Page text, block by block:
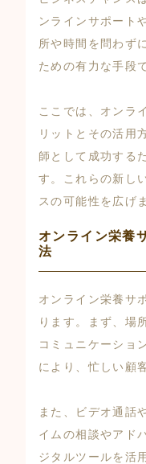
ンラインサポート
所や時間を問わず
ための有力な手段
ここでは、オンラ
リットとその活用
師として成功する
す。これらの新し
スの可能性を広げ
オンライン栄養
法
オンライン栄養サ
ります。まず、場
コミュニケーショ
により、忙しい顧
また、ビデオ通話
イムの相談やアド
ジタルツールを活